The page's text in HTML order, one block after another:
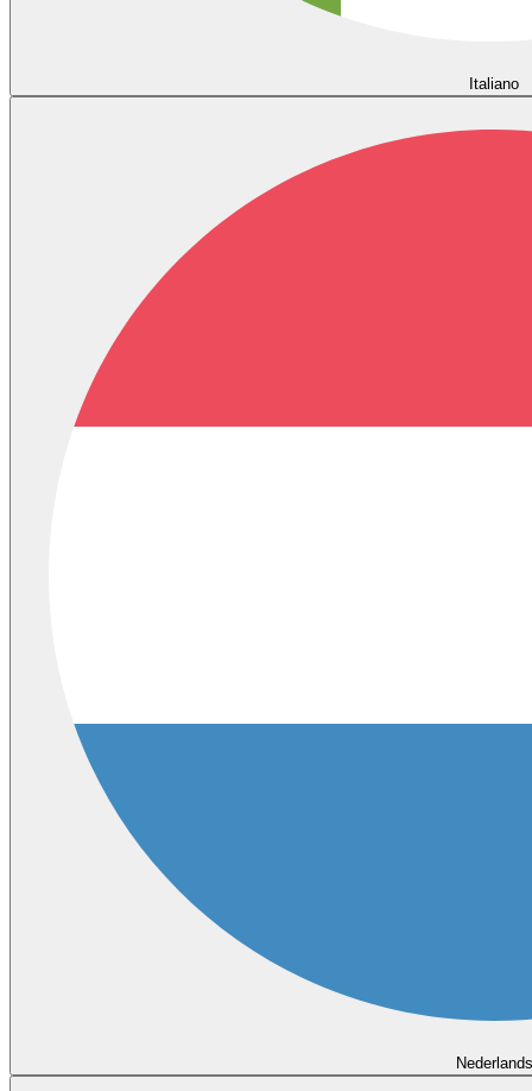
Italiano
Nederlands